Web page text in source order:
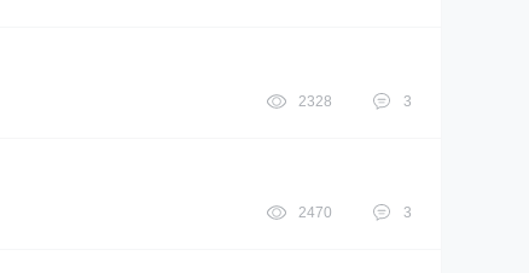
2328 3
2470 3